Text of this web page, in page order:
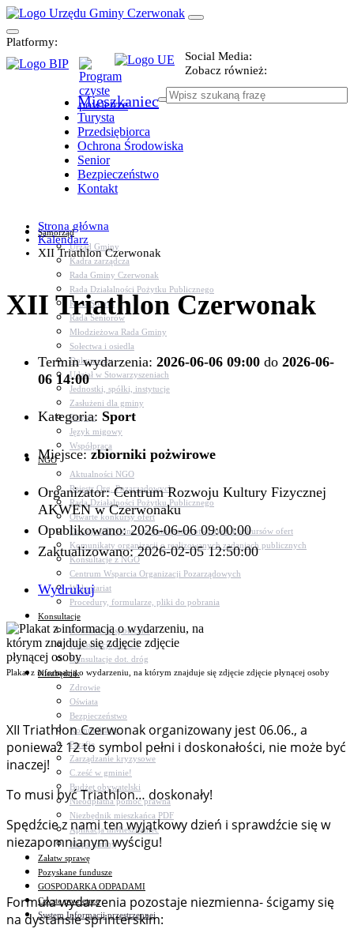
Platformy:
Social Media:
Zobacz również:
Mieszkaniec
Turysta
Przedsiębiorca
Ochrona Środowiska
Senior
Bezpieczeństwo
Kontakt
Samorząd
Urząd Gminy
Kadra zarządcza
Rada Gminy Czerwonak
Rada Działalności Pożytku Publicznego
Rada Sportu
Rada Seniorów
Młodzieżowa Rada Gminy
Sołectwa i osiedla
Dokumenty
Udział w Stowarzyszeniach
Jednostki, spółki, instytucje
Zasłużeni dla gminy
Petycje
Język migowy
Współpraca
NGO
Aktualności NGO
Rejestr Org. Pozarządowych
Rada Działalności Pożytku Publicznego
Otwarte konkursy ofert
Dotacje udzielone z pominięciem otwartych konkursów ofert
Komunikaty organizacji o realizowanych zadaniach publicznych
Konsultacje z NGO
Centrum Wsparcia Organizacji Pozarządowych
Wolontariat
Procedury, formularze, pliki do pobrania
Konsultacje
Konsultacje społeczne
Konsultacje z NGO
Konsultacje dot. dróg
Niezbędnik
Zdrowie
Oświata
Bezpieczeństwo
Komunikacja
Parafie
Zarządzanie kryzysowe
C.ześć w gminie!
Budżet obywatelski
Nieodpłatna pomoc prawna
Niezbędnik mieszkańca PDF
Aplikacja mMieszkaniec
Mapa gminy
Załatw sprawę
Pozyskane fundusze
GOSPODARKA ODPADAMI
Czyste powietrze
System Informacji przestrzennej
Strona główna
Kalendarz
XII Triathlon Czerwonak
XII Triathlon Czerwonak
Termin wydarzenia: 2026-06-06 09:00 do 2026-06-
06 14:00
Kategoria: Sport
Miejsce:zbiorniki pożwirowe
Organizator: Centrum Rozwoju Kultury Fizycznej
AKWEN w Czerwonaku
Opublikowano: 2026-06-06 09:00:00
Zaktualizowano: 2026-02-05 12:50:00
Wydrukuj
Plakat z informacją o wydarzeniu, na którym znajduje się zdjęcie zdjęcie płynącej osoby
XII Triathlon Czerwonak organizowany jest 06.06., a
ponieważ 12 to symbol pełni i doskonałości, nie może być
inaczej!
To musi być Triathlon… doskonały!
Spędźcie z nami ten wyjątkowy dzień i sprawdźcie się w
niezapomnianym wyścigu!
Formuła wydarzenia pozostaje niezmienna- ścigamy się
na dystansie sprinterskim: